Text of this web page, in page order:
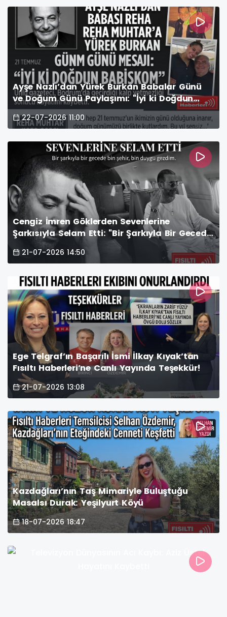
Ayşe Nazlı’dan Yürek Burkan Babalar Günü
ve Doğum Günü Paylaşımı: "İyi ki Doğdun
Babişkom!"
22-07-2026 11:00
Cengiz İmren Göklerden Sevenlerine
Şarkısıyla Selam Etti: "Bir Şarkıyla Bir Gecede
Bin Şehir Gezdim"
21-07-2026 14:50
Ege Telgraf’ın Başarılı İsmi İlkay Kıyak’tan
Fısıltı Haberleri’ne Canlı Yayında Teşekkür!
21-07-2026 13:08
Kazdağları’nın Taş Mimariyle Buluştuğu
Masalsı Durak: Yeşilyurt Köyü
18-07-2026 18:47